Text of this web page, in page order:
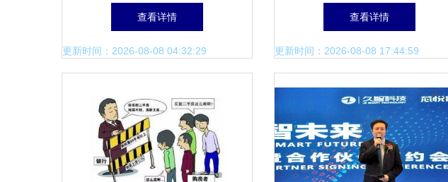
等级评定管理办法出台——助
力物业服务评估体系规范化
查看详情
更新时间：2026-08-08 04:32:29
铸就品质生活典范
查看详情
更新时间：2026-08-08 17:44:59